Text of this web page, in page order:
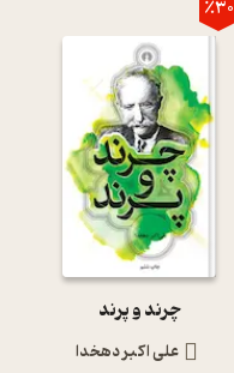
٪30
چرند و پرند
علی اکبر دهخدا